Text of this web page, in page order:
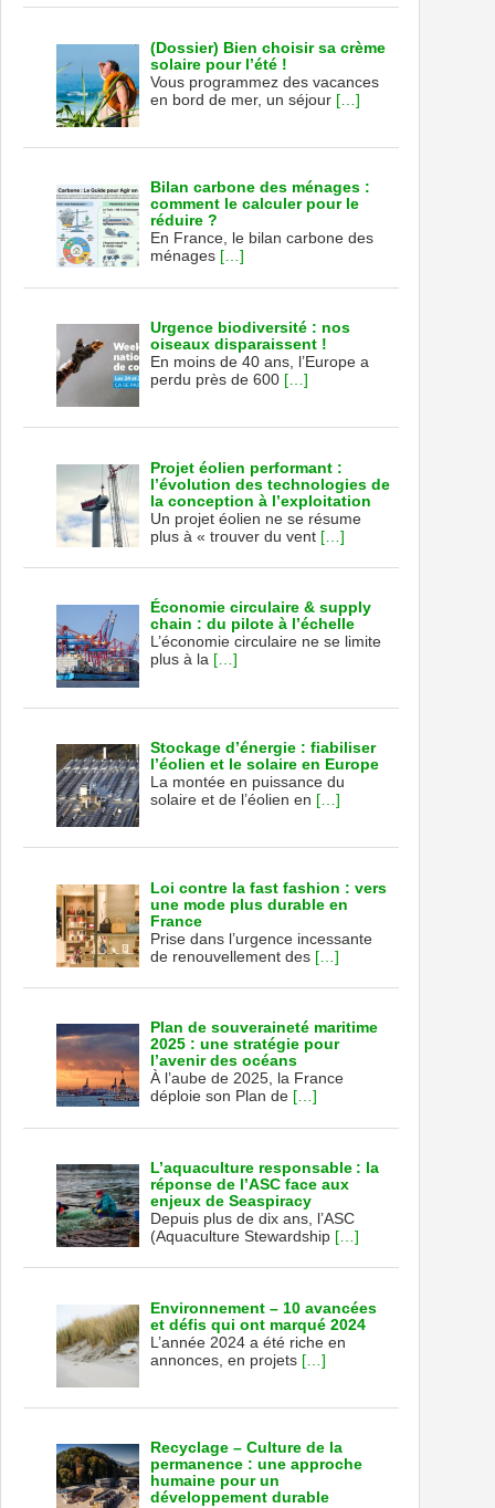
(Dossier) Bien choisir sa crème
solaire pour l’été !
Vous programmez des vacances
en bord de mer, un séjour […]
Bilan carbone des ménages :
comment le calculer pour le
réduire ?
En France, le bilan carbone des
ménages […]
Urgence biodiversité : nos
oiseaux disparaissent !
En moins de 40 ans, l’Europe a
perdu près de 600 […]
Projet éolien performant :
l’évolution des technologies de
la conception à l’exploitation
Un projet éolien ne se résume
plus à « trouver du vent […]
Économie circulaire & supply
chain : du pilote à l’échelle
L’économie circulaire ne se limite
plus à la […]
Stockage d’énergie : fiabiliser
l’éolien et le solaire en Europe
La montée en puissance du
solaire et de l’éolien en […]
Loi contre la fast fashion : vers
une mode plus durable en
France
Prise dans l’urgence incessante
de renouvellement des […]
Plan de souveraineté maritime
2025 : une stratégie pour
l’avenir des océans
À l’aube de 2025, la France
déploie son Plan de […]
L’aquaculture responsable : la
réponse de l’ASC face aux
enjeux de Seaspiracy
Depuis plus de dix ans, l’ASC
(Aquaculture Stewardship […]
Environnement – 10 avancées
et défis qui ont marqué 2024
L’année 2024 a été riche en
annonces, en projets […]
Recyclage – Culture de la
permanence : une approche
humaine pour un
développement durable